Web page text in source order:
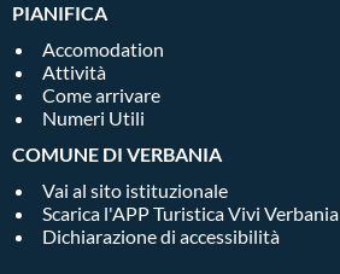
PIANIFICA
Accomodation
Attività
Come arrivare
Numeri Utili
COMUNE DI VERBANIA
Vai al sito istituzionale
Scarica l'APP Turistica Vivi Verbania
Dichiarazione di accessibilità